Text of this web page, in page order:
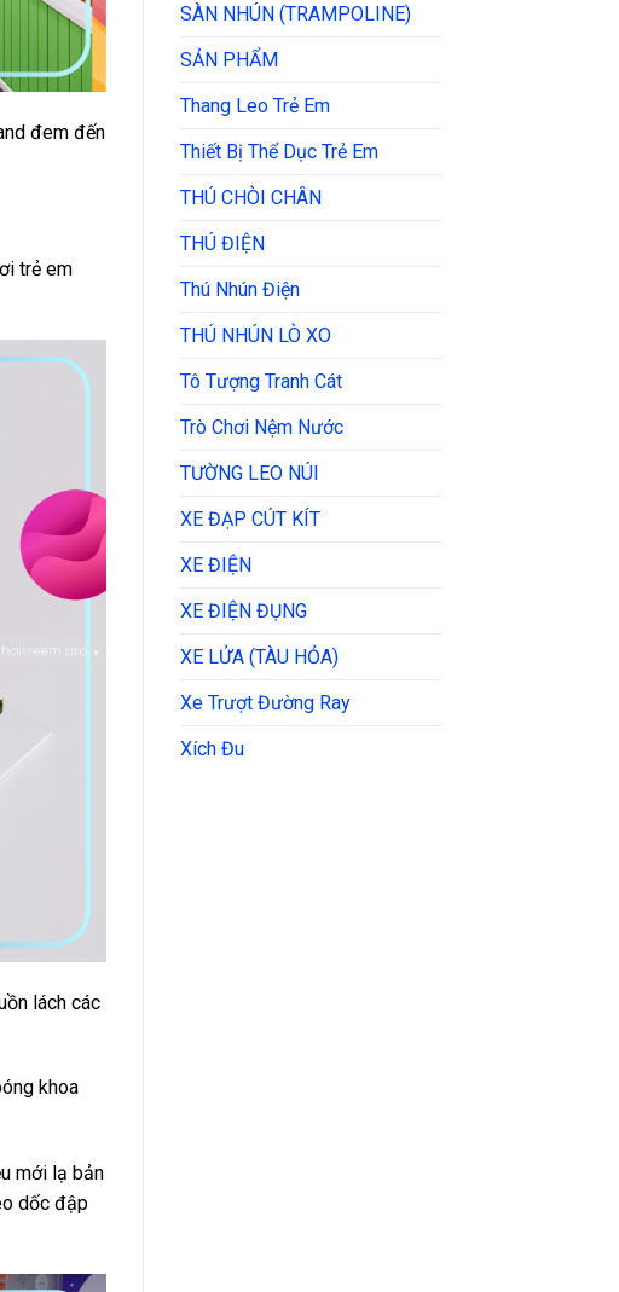
đem đến
trẻ em
lách các
khoa
mới lạ bản
dốc đập
SÀN NHÚN (TRAMPOLINE)
SẢN PHẨM
Thang Leo Trẻ Em
Thiết Bị Thể Dục Trẻ Em
THÚ CHÒI CHÂN
THÚ ĐIỆN
Thú Nhún Điện
THÚ NHÚN LÒ XO
Tô Tượng Tranh Cát
Trò Chơi Nệm Nước
TƯỜNG LEO NÚI
XE ĐẠP CÚT KÍT
XE ĐIỆN
XE ĐIỆN ĐỤNG
XE LỬA (TÀU HỎA)
Xe Trượt Đường Ray
Xích Đu